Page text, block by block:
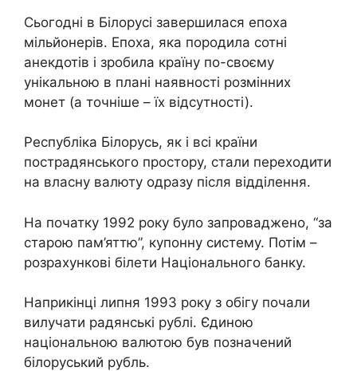
Сьогодні в Білорусі завершилася епоха
мільйонерів. Епоха, яка породила сотні
анекдотів і зробила країну по-своєму
унікальною в плані наявності розмінних
монет (а точніше – їх відсутності).
Республіка Білорусь, як і всі країни
пострадянського простору, стали переходити
на власну валюту одразу після відділення.
На початку 1992 року було запроваджено, “за
старою пам’яттю”, купонну систему. Потім –
розрахункові білети Національного банку.
Наприкінці липня 1993 року з обігу почали
вилучати радянські рублі. Єдиною
національною валютою був позначений
білоруський рубль.